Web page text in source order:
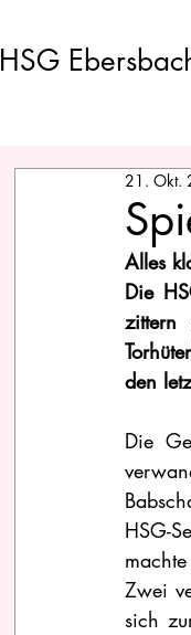
HSG
21. Okt.
Alles
Die
zittern
den
Die
HSG-
Zwei
sich